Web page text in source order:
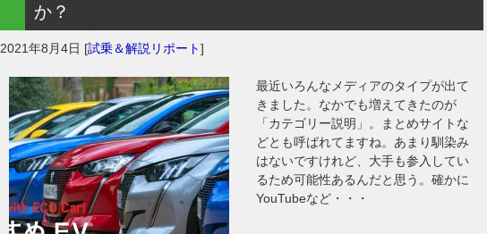
か？
2021年8月4日 [試乗＆解説リポート]
最近いろんなメディアのタイプが出て
きました。なかでも増えてきたのが
「カテゴリー説明」。まとめサイトな
どとも呼ばれてますね。あまり馴染み
はないですけれど、大手も参入してい
るため可能性あるんだと思う。確かに
YouTubeなど・・・